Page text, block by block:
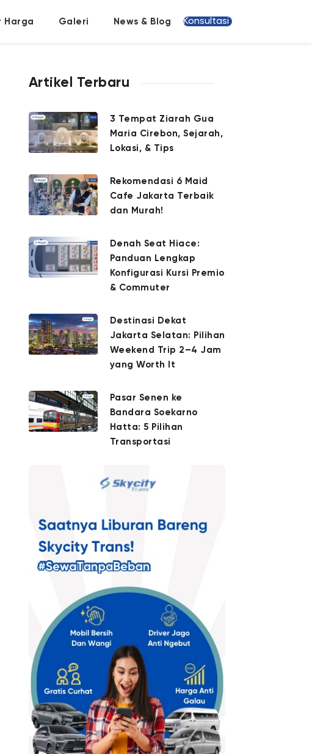
Harga Galeri News & Blog Konsultasi
Artikel Terbaru
3 Tempat Ziarah Gua
Maria Cirebon, Sejarah,
Lokasi, & Tips
Rekomendasi 6 Maid
Cafe Jakarta Terbaik
dan Murah!
Denah Seat Hiace:
Panduan Lengkap
Konfigurasi Kursi Premio
& Commuter
Destinasi Dekat
Jakarta Selatan: Pilihan
Weekend Trip 2–4 Jam
yang Worth It
Pasar Senen ke
Bandara Soekarno
Hatta: 5 Pilihan
Transportasi